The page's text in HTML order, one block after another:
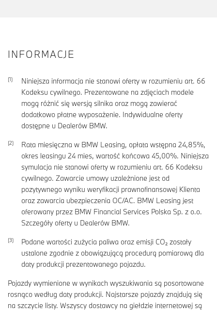
INFORMACJE
Niniejsza informacja nie stanowi oferty w rozumieniu art. 66
Kodeksu cywilnego. Prezentowane na zdjęciach modele
mogą różnić się wersją silnika oraz mogą zawierać
dodatkowo płatne wyposażenie. Indywidualne oferty
dostępne u Dealerów BMW.
Rata miesięczna w BMW Leasing, opłata wstępna 24,85%,
okres leasingu 24 mies, wartość końcowa 45,00%. Niniejsza
symulacja nie stanowi oferty w rozumieniu art. 66 Kodeksu
cywilnego. Zawarcie umowy uzależnione jest od
pozytywnego wyniku weryfikacji prawnofinansowej Klienta
oraz zawarcia ubezpieczenia OC/AC. BMW Leasing jest
oferowany przez BMW Financial Services Polska Sp. z o.o.
Szczegóły oferty u Dealerów BMW.
Podane wartości zużycia paliwa oraz emisji CO₂ zostały
ustalone zgodnie z obowiązującą procedurą pomiarową dla
daty produkcji prezentowanego pojazdu.
Pojazdy wymienione w wynikach wyszukiwania są posortowane
rosnąco według daty produkcji. Najstarsze pojazdy znajdują się
na szczycie listy. Wszyscy dostawcy na giełdzie internetowej są